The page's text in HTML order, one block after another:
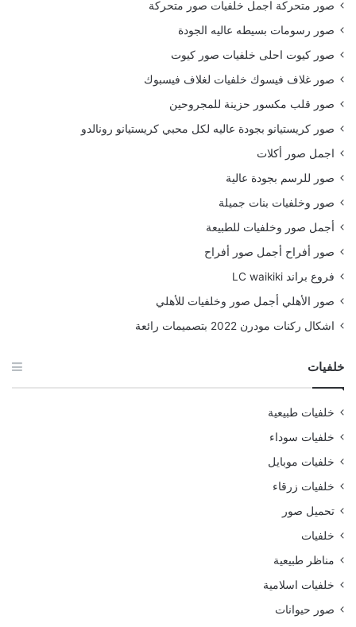
صور متحركة اجمل خلفيات صور متحركة
صور رسومات بسيطه عاليه الجودة
صور كيوت احلى خلفيات صور كيوت
صور غلاف فيسوك خلفيات لغلاف فيسبوك
صور قلب مكسور حزينة للمجروحين
صور كريستيانو بجودة عاليه لكل محبي كريستيانو رونالدو
اجمل صور أكلات
صور للرسم بجودة عالية
صور وخلفيات بنات جميلة
أجمل صور وخلفيات للطبيعة
صور أفراح أجمل صور أفراح
فروع براند LC waikiki
صور الأهلي أجمل صور وخلفيات للأهلي
اشكال ركنات مودرن 2022 بتصميمات رائعة
خلفيات
خلفيات طبيعية
خلفيات سوداء
خلفيات موبايل
خلفيات زرقاء
تحميل صور
خلفيات
مناظر طبيعية
خلفيات اسلامية
صور حيوانات